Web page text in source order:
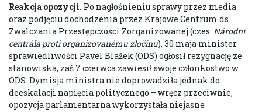
Reakcja opozycji. Po nagłośnieniu sprawy przez media
oraz podjęciu dochodzenia przez Krajowe Centrum ds.
Zwalczania Przestępczości Zorganizowanej (czes. Národní
centrála proti organizovanému zločinu), 30 maja minister
sprawiedliwości Pavel Blažek (ODS) ogłosił rezygnację ze
stanowiska, zaś 7 czerwca zawiesił swoje członkostwo w
ODS. Dymisja ministra nie doprowadziła jednak do
deeskalacji napięcia politycznego – wręcz przeciwnie,
opozycja parlamentarna wykorzystała niejasne